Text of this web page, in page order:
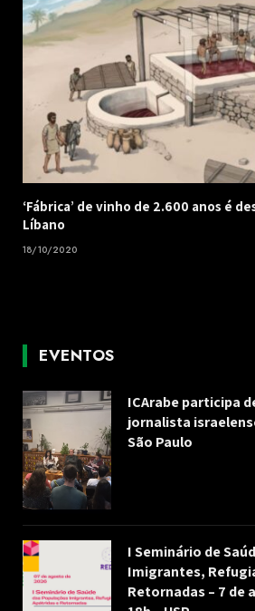
‘Fábrica’ de vinho de 2.600 anos é
Líbano
18/10/2020
EVENTOS
ICArabe participa
jornalista
São Paulo
I Seminário de
Imigrantes,
Retornadas – 7 de